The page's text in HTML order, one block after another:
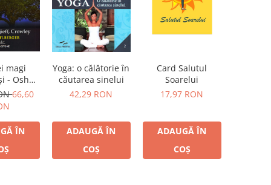
magi
- Osho,
Crowley
66,60
ÎN
Yoga: o călătorie în
căutarea sinelui
42,29 RON
ADAUGĂ ÎN
COȘ
Card Salutul
Soarelui
17,97 RON
ADAUGĂ ÎN
COȘ